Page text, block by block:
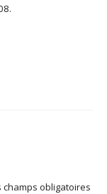
champs obligatoires